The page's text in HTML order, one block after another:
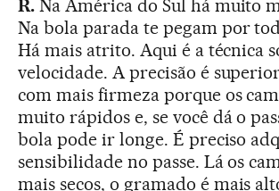
R.Na América do Sul há muito
Na bola parada te pegam por
Há mais atrito. Aqui é a técnica
velocidade. A precisão é
com mais firmeza porque os
muito rápidos e, se você dá o
bola pode ir longe. É preciso
sensibilidade no passe. Lá os
mais secos, o gramado é mais